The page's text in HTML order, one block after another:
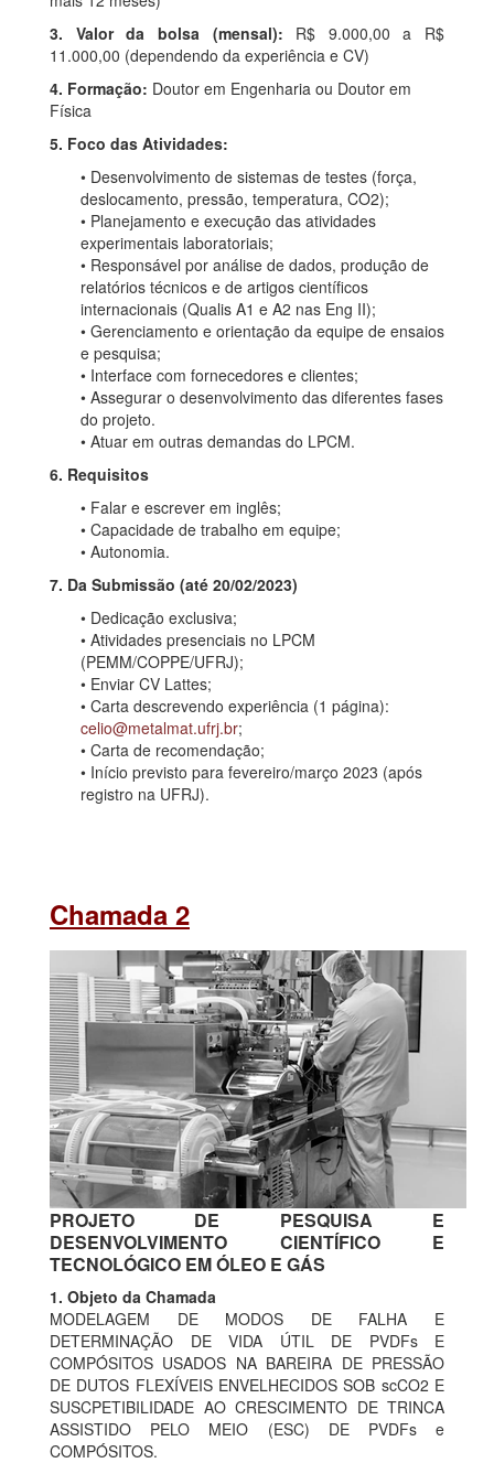
3. Valor da bolsa (mensal): R$ 9.000,00 a R$
11.000,00 (dependendo da experiência e CV)
4. Formação: Doutor em Engenharia ou Doutor em
Física
5. Foco das Atividades:
• Desenvolvimento de sistemas de testes (força,
deslocamento, pressão, temperatura, CO2);
• Planejamento e execução das atividades
experimentais laboratoriais;
• Responsável por análise de dados, produção de
relatórios técnicos e de artigos científicos
internacionais (Qualis A1 e A2 nas Eng II);
• Gerenciamento e orientação da equipe de ensaios
e pesquisa;
• Interface com fornecedores e clientes;
• Assegurar o desenvolvimento das diferentes fases
do projeto.
• Atuar em outras demandas do LPCM.
6. Requisitos
• Falar e escrever em inglês;
• Capacidade de trabalho em equipe;
• Autonomia.
7. Da Submissão (até 20/02/2023)
• Dedicação exclusiva;
• Atividades presenciais no LPCM
(PEMM/COPPE/UFRJ);
• Enviar CV Lattes;
• Carta descrevendo experiência (1 página):
celio@metalmat.ufrj.br;
• Carta de recomendação;
• Início previsto para fevereiro/março 2023 (após
registro na UFRJ).
Chamada 2
PROJETO DE PESQUISA E
DESENVOLVIMENTO CIENTÍFICO E
TECNOLÓGICO EM ÓLEO E GÁS
1. Objeto da Chamada
MODELAGEM DE MODOS DE FALHA E
DETERMINAÇÃO DE VIDA ÚTIL DE PVDFs E
COMPÓSITOS USADOS NA BAREIRA DE PRESSÃO
DE DUTOS FLEXÍVEIS ENVELHECIDOS SOB scCO2 E
SUSCPETIBILIDADE AO CRESCIMENTO DE TRINCA
ASSISTIDO PELO MEIO (ESC) DE PVDFs e
COMPÓSITOS.